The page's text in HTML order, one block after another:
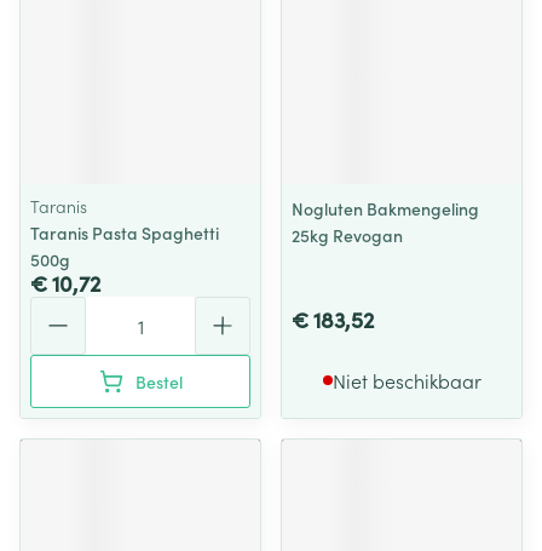
Taranis
Taranis Pasta Spaghetti
500g
€ 10,72
Bestel
Nogluten Bakmengeling
25kg Revogan
€ 183,52
Niet beschikbaar